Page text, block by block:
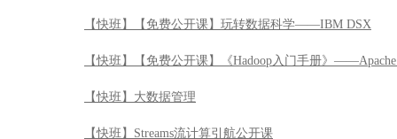
【快班】【免费公开课】玩转数据科学——IBM DSX
【快班】【免费公开课】《Hadoop入门手册》
【快班】大数据管理
【快班】Streams流计算引航公开课